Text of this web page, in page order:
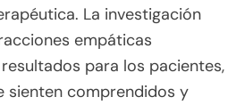
La investigación
empáticas
para los pacientes,
sienten comprendidos y